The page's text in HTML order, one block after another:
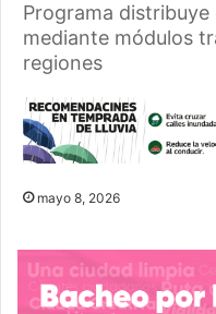
Programa distribuye
mediante módulos
regiones
mayo 8, 2026